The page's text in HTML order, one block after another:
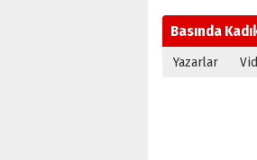
Basında
Yazarlar